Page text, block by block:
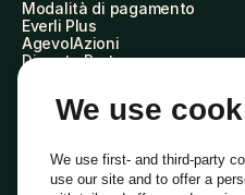
Modalità di pagamento
Everli Plus
AgevolAzioni
Diventa Partner
Everli Shoppers
About Us
Everli News
Domande frequenti
We use
We use first- and third-party
use our site and to offer a